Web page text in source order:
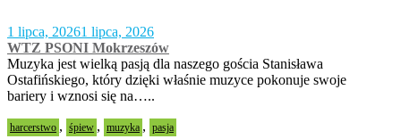
1 lipca, 20261 lipca, 2026
WTZ PSONI Mokrzeszów
Muzyka jest wielką pasją dla naszego gościa Stanisława
Ostafińskiego, który dzięki właśnie muzyce pokonuje swoje
bariery i wznosi się na…..
harcerstwo , śpiew , muzyka , pasja